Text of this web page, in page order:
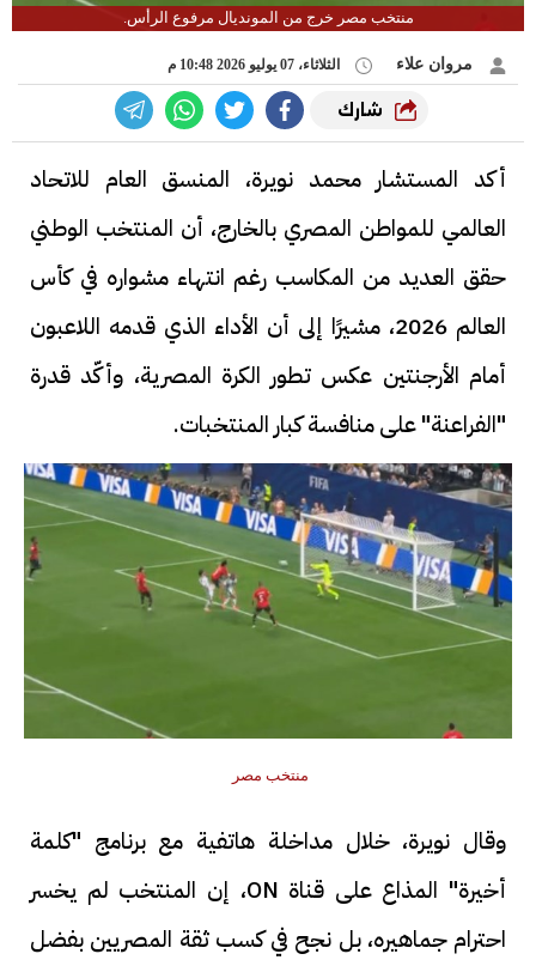
منتخب مصر خرج من المونديال مرفوع الرأس.
مروان علاء الثلاثاء، 07 يوليو 2026 10:48 م
شارك
أكد المستشار محمد نويرة، المنسق العام للاتحاد
العالمي للمواطن المصري بالخارج، أن المنتخب الوطني
حقق العديد من المكاسب رغم انتهاء مشواره في كأس
العالم 2026، مشيرًا إلى أن الأداء الذي قدمه اللاعبون
أمام الأرجنتين عكس تطور الكرة المصرية، وأكّد قدرة
"الفراعنة" على منافسة كبار المنتخبات.
منتخب مصر
وقال نويرة، خلال مداخلة هاتفية مع برنامج "كلمة
أخيرة" المذاع على قناة ON، إن المنتخب لم يخسر
احترام جماهيره، بل نجح في كسب ثقة المصريين بفضل